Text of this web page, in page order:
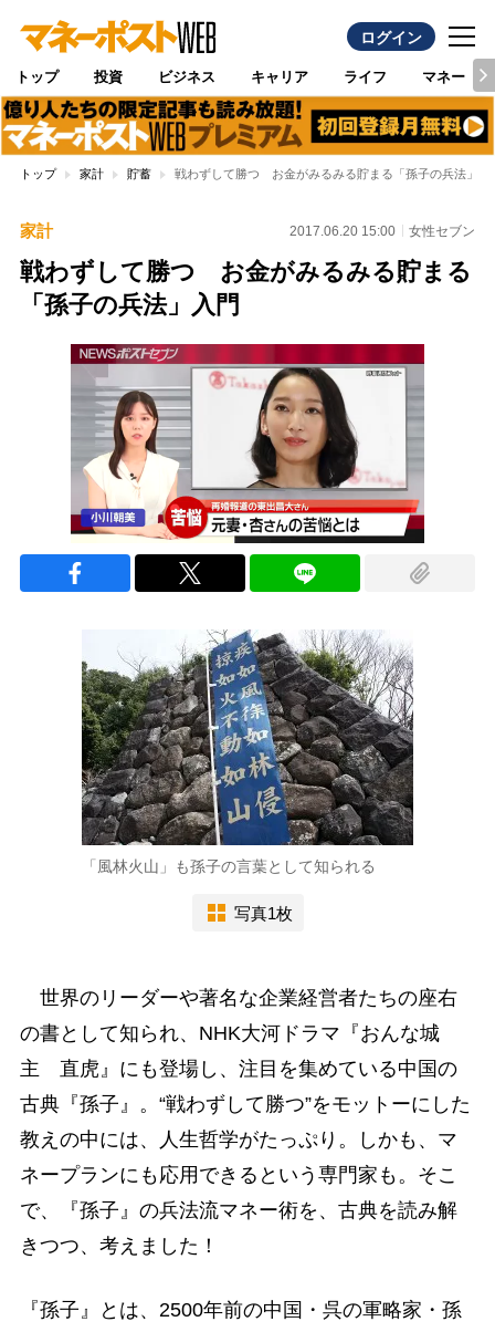
ログイン
トップ 投資 ビジネス キャリア ライフ マネー
トップ 家計 貯蓄 戦わずして勝つ お金がみるみる貯まる「孫子の兵法」入
家計 2017.06.20 15:00 女性セブン
戦わずして勝つ お金がみるみる貯まる
「孫子の兵法」入門
「風林火山」も孫子の言葉として知られる
写真1枚
世界のリーダーや著名な企業経営者たちの座右
の書として知られ、NHK大河ドラマ『おんな城
主 直虎』にも登場し、注目を集めている中国の
古典『孫子』。“戦わずして勝つ”をモットーにした
教えの中には、人生哲学がたっぷり。しかも、マ
ネープランにも応用できるという専門家も。そこ
で、『孫子』の兵法流マネー術を、古典を読み解
きつつ、考えました！
『孫子』とは、2500年前の中国・呉の軍略家・孫